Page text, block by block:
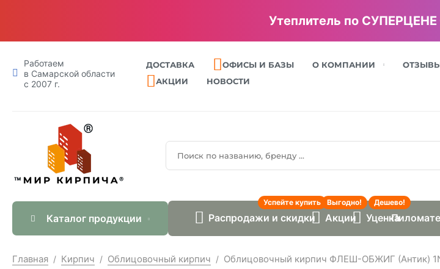
Утеплитель по
Работаем
в Самарской области
с 2007 г.
ДОСТАВКА ОФИСЫ И БАЗЫ О КОМПАНИИ
АКЦИИ НОВОСТИ
Каталог продукции Распродажи и скидки
Успейте купить
Акции
Выгодно!
Уценка
Дешево!
Главная / Кирпич / Облицовочный кирпич / Облицовочный кирпич ФЛЕШ-ОБЖИГ (Антик)